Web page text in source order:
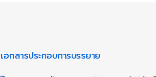
เอกสารประกอบการบรรยาย